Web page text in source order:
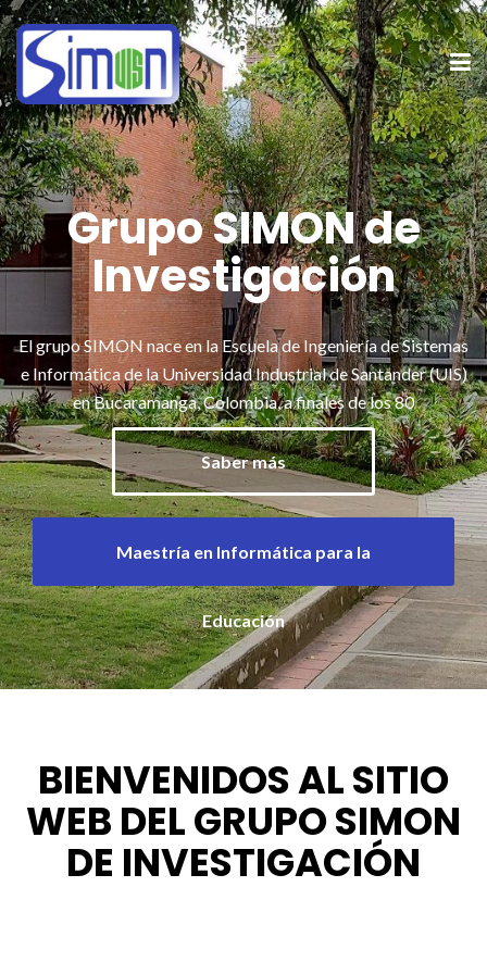
Grupo SIMON de
Investigación
El grupo SIMON nace en la Escuela de Ingeniería de Sistemas
e Informática de la Universidad Industrial de Santander (UIS)
en Bucaramanga, Colombia, a finales de los 80
Saber más
Maestría en Informática para la
Educación
BIENVENIDOS AL SITIO
WEB DEL GRUPO SIMON
DE INVESTIGACIÓN